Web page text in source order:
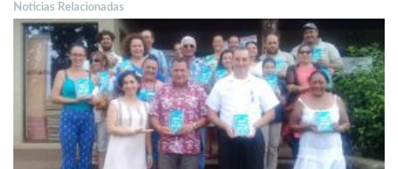
Noticias Relacionadas